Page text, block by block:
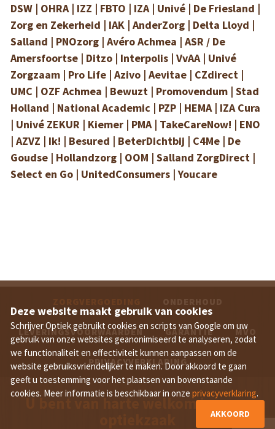
DSW | OHRA | IZZ | FBTO | IZA | Univé | De Friesland |
Zorg en Zekerheid | IAK | AnderZorg | Delta Lloyd |
Salland | PNOzorg | Avéro Achmea | ASR / De
Amersfoortse | Ditzo | Interpolis | VvAA | Univé
Zorgzaam | Pro Life | Azivo | Aevitae | CZdirect |
UMC | OZF Achmea | Bewuzt | Promovendum | Stad
Holland | National Academic | PZP | HEMA | IZA Cura
| Univé ZEKUR | Kiemer | PMA | TakeCareNow! | ENO
| AZVZ | Ik! | Besured | BeterDichtbij | C4Me | De
Goudse | Hollandzorg | OOM | Salland ZorgDirect |
Select en Go | UnitedConsumers | Youcare
ONDERHOUD
LEVERINGSVOORWAARDEN GARANTIE MVO
PRIVACYVERKLARING
U bent van harte welkom in onze
Deze website maakt gebruik van cookies
Schrijver Optiek gebruikt cookies en scripts van Google om uw
gebruik van onze websites geanonimiseerd te analyseren, zodat
we functionaliteit en effectiviteit kunnen aanpassen om de
website gebruiksvriendelijker te maken. Door akkoord te gaan
geeft u toestemming voor het plaatsen van bovenstaande
cookies. Meer informatie is beschikbaar in onze privacyverklaring.
AKKOORD